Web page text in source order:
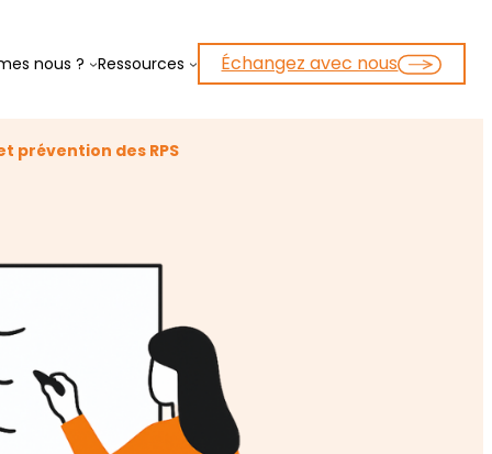
nous ? Ressources Échangez avec nous
prévention des RPS